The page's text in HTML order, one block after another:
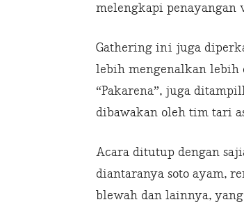
melengkapi penayangan
Gathering ini juga
lebih mengenalkan lebih
“Pakarena”, juga
dibawakan oleh tim tari
Acara ditutup dengan
diantaranya soto ayam,
blewah dan lainnya,